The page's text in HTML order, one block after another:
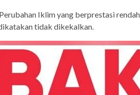
Iklim yang berprestasi
tidak dikekalkan.